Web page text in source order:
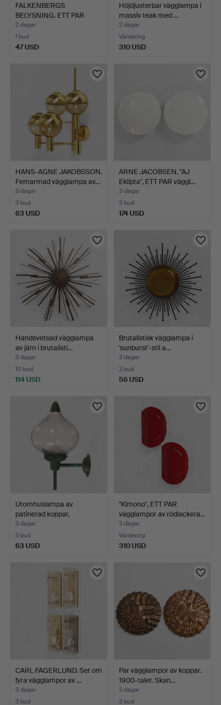
FALKENBERGS
BELYSNING. ETT PAR
vägglampor …
2 dagar
1 bud
47 USD
Höjdjusterbar vägglampa i
massiv teak med …
2 dagar
Värdering
310 USD
HANS-AGNE JAKOBSSON.
Femarmad vägglampa av…
3 dagar
3 bud
63 USD
ARNE JACOBSEN. "AJ
Eklipta", ETT PAR väggl…
3 dagar
3 bud
174 USD
Handsvetsad vägglampa
av järn i brutalisti…
3 dagar
10 bud
114 USD
Brutalistisk vägglampa i
'sunburst'-stil a…
3 dagar
2 bud
56 USD
Utomhuslampa av
patinerad koppar,
lökforma…
3 dagar
3 bud
63 USD
"Kimono", ETT PAR
vägglampor av rödlackera…
3 dagar
Värdering
310 USD
CARL FAGERLUND. Set om
fyra vägglampor av …
3 dagar
3 bud
Par vägglampor av koppar.
1900-talet. Skan…
3 dagar
3 bud